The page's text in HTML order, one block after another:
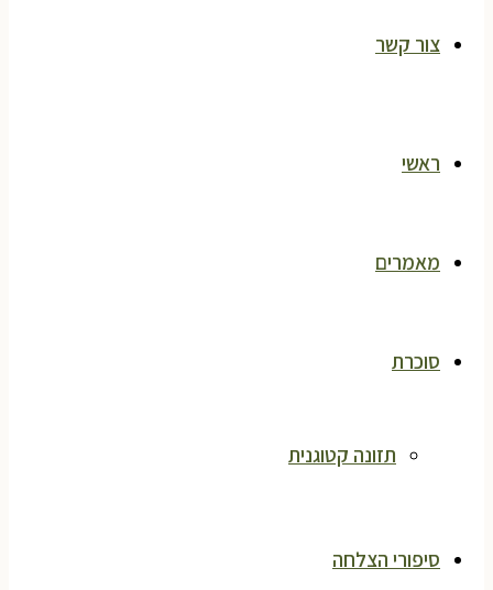
צור קשר
ראשי
מאמרים
סוכרת
תזונה קטוגנית
סיפורי הצלחה